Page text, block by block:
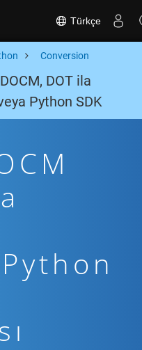
Türkçe
Conversion
DOT ila
Python SDK